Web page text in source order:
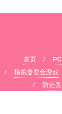
首页
模拟器整合游戏
防走丢